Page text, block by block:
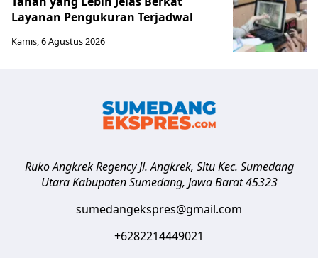
Layanan Pengukuran Terjadwal
Kamis, 6 Agustus 2026
Ruko Angkrek Regency Jl. Angkrek, Situ Kec. Sumedang
Utara Kabupaten Sumedang, Jawa Barat 45323
sumedangekspres@gmail.com
+6282214449021